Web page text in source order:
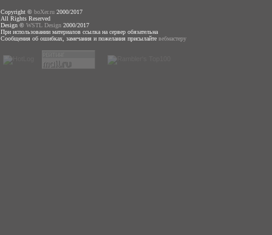
Copyright © boXer.ru 2000/2017
All Rights Reserved
Design © WSTL Design 2000/2017
При использовании материалов ссылка на сервер обязательна
Сообщения об ошибках, замечания и пожелания присылайте вебмастеру